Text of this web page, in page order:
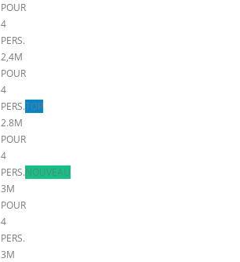
POUR
4
PERS.
2,4M
POUR
4
PERS.TOP
2.8M
POUR
4
PERS.NOUVEAU
3M
POUR
4
PERS.
3M